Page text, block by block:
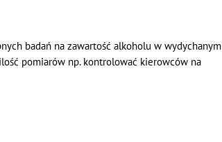
badań na zawartość alkoholu w wydychanym
pomiarów np. kontrolować kierowców na